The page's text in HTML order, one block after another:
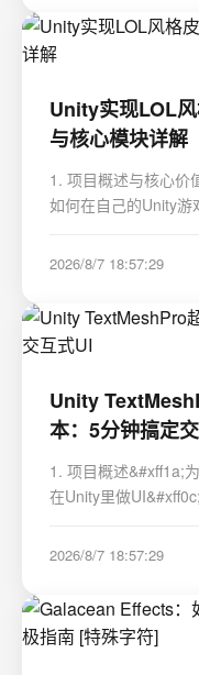
Unity实现LOL
与核心模块详解
1. 项目概述与核心价
如何在自己的Unity游
确实是个挺有意思的
让玩家点选”那么简
2026/8/7 18:57:29
Unity
本：5分钟搞定
1. 项目概述&#xff1a;
在Unity里做UI&#xff0c;新手大
&#xff0c;文本就显示
2026/8/7 18:57:29